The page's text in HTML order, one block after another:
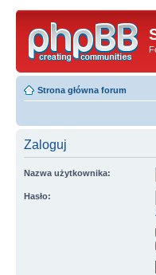
Strona główna forum
Zaloguj
Nazwa użytkownika:
Hasło: